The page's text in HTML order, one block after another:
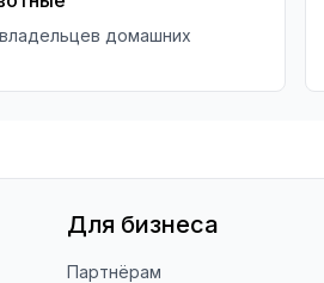
домашних
Для бизнеса
Партнёрам